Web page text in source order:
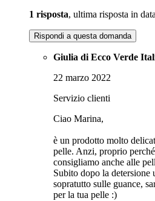
1 risposta, ultima risposta in
Rispondi a questa domanda
Giulia di Ecco Verde
22 marzo 2022
Servizio clienti
Ciao Marina,
è un prodotto molto
pelle. Anzi, proprio
consigliamo anche alle
Subito dopo la detersione
sopratutto sulle guance,
per la tua pelle :)